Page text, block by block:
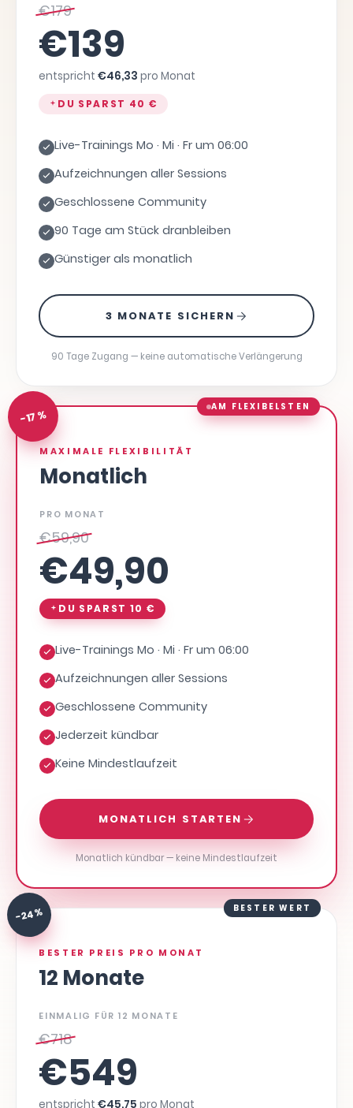
€179
€139
entspricht €46,33 pro Monat
DU SPARST 40 €
Live-Trainings Mo · Mi · Fr um 06:00
Aufzeichnungen aller Sessions
Geschlossene Community
90 Tage am Stück dranbleiben
Günstiger als monatlich
3 MONATE SICHERN
90 Tage Zugang — keine automatische Verlängerung
-17 % AM FLEXIBELSTEN
MAXIMALE FLEXIBILITÄT
Monatlich
PRO MONAT
€59,90
€49,90
DU SPARST 10 €
Live-Trainings Mo · Mi · Fr um 06:00
Aufzeichnungen aller Sessions
Geschlossene Community
Jederzeit kündbar
Keine Mindestlaufzeit
MONATLICH STARTEN
Monatlich kündbar — keine Mindestlaufzeit
-24 % BESTER WERT
BESTER PREIS PRO MONAT
12 Monate
EINMALIG FÜR 12 MONATE
€718
€549
entspricht €45,75 pro Monat